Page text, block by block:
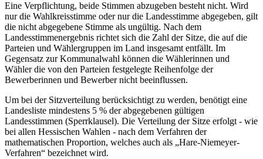
Eine Verpflichtung, beide Stimmen abzugeben besteht nicht. Wird
nur die Wahlkreisstimme oder nur die Landesstimme abgegeben, gilt
die nicht abgegebene Stimme als ungültig. Nach dem
Landesstimmenergebnis richtet sich die Zahl der Sitze, die auf die
Parteien und Wählergruppen im Land insgesamt entfällt. Im
Gegensatz zur Kommunalwahl können die Wählerinnen und
Wähler die von den Parteien festgelegte Reihenfolge der
Bewerberinnen und Bewerber nicht beeinflussen.
Um bei der Sitzverteilung berücksichtigt zu werden, benötigt eine
Landesliste mindestens 5 % der abgegebenen gültigen
Landesstimmen (Sperrklausel). Die Verteilung der Sitze erfolgt - wie
bei allen Hessischen Wahlen - nach dem Verfahren der
mathematischen Proportion, welches auch als „Hare-Niemeyer-
Verfahren“ bezeichnet wird.